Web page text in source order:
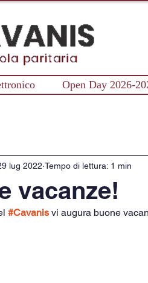
Open Day 2026-
vacanze!
lug 2022 Tempo di lettura: 1 min
#Cavanis vi augura buone